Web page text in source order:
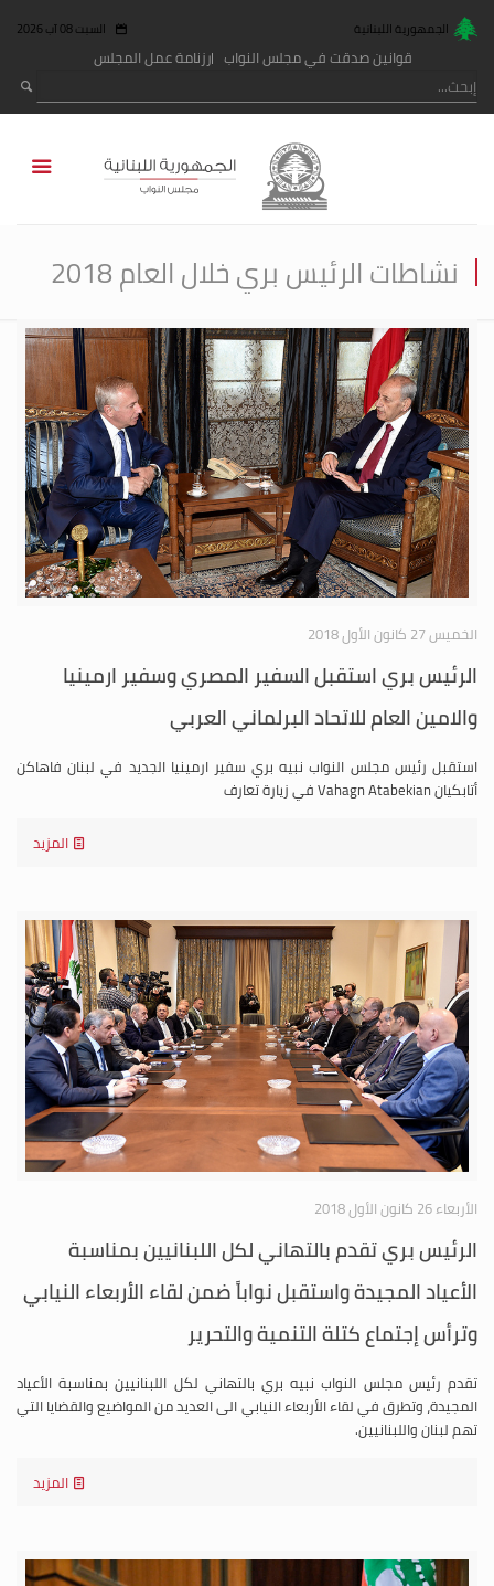
الجمهورية اللبنانية السبت 08 آب 2026
قوانين صدقت في مجلس النواب رزنامة عمل المجلس
نشاطات الرئيس بري خلال العام 2018
الخميس 27 كانون الأول 2018
الرئيس بري استقبل السفير المصري وسفير ارمينيا
والامين العام للاتحاد البرلماني العربي
استقبل رئيس مجلس النواب نبيه بري سفير ارمينيا الجديد في لبنان فاهاكن
أتابكيان Vahagn Atabekian في زيارة تعارف
المزيد
الأربعاء 26 كانون الأول 2018
الرئيس بري تقدم بالتهاني لكل اللبنانيين بمناسبة
الأعياد المجيدة واستقبل نواباً ضمن لقاء الأربعاء النيابي
وترأس إجتماع كتلة التنمية والتحرير
تقدم رئيس مجلس النواب نبيه بري بالتهاني لكل اللبنانيين بمناسبة الأعياد
المجيدة، وتطرق في لقاء الأربعاء النيابي الى العديد من المواضيع والقضايا التي
تهم لبنان واللبنانيين.
المزيد